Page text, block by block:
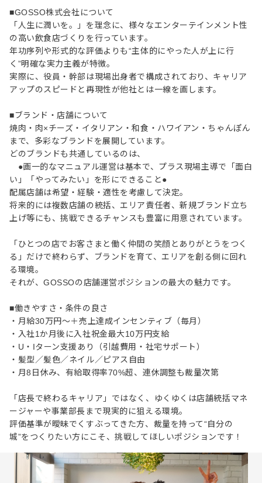
■GOSSO株式会社について
「人生に潤いを。」を理念に、様々なエンターテインメント性
の高い飲食店づくりを行っています。
年功序列や形式的な評価よりも“主体的にやった人が上に行
く”明確な実力主義が特徴。
実際に、役員・幹部は現場出身者で構成されており、キャリア
アップのスピードと再現性が他社とは一線を画します。
■ブランド・店舗について
焼肉・肉×チーズ・イタリアン・和食・ハワイアン・ちゃんぽん
まで、多彩なブランドを展開しています。
どのブランドも共通しているのは、
●画一的なマニュアル運営は基本で、プラス現場主導で「面白
い」「やってみたい」を形にできること●
配属店舗は希望・経験・適性を考慮して決定。
将来的には複数店舗の統括、エリア責任者、新規ブランド立ち
上げ等にも、挑戦できるチャンスも豊富に用意されています。
「ひとつの店でお客さまと働く仲間の笑顔とありがとうをつく
る」だけで終わらず、ブランドを育て、エリアを創る側に回れ
る環境。
それが、GOSSOの店舗運営ポジションの最大の魅力です。
■働きやすさ・条件の良さ
・月給30万円～＋売上達成インセンティブ（毎月）
・入社1か月後に入社祝金最大10万円支給
・U・Iターン支援あり（引越費用・社宅サポート）
・髪型／髪色／ネイル／ピアス自由
・月8日休み、有給取得率70%超、連休調整も裁量次第
「店長で終わるキャリア」ではなく、ゆくゆくは店舗統括マネ
ージャーや事業部長まで現実的に狙える環境。
評価基準が曖昧でくすぶってきた方、裁量を持って“自分の
城”をつくりたい方にこそ、挑戦してほしいポジションです！